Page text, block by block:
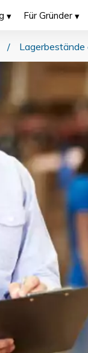
Für Gründer
/ Lagerbestände